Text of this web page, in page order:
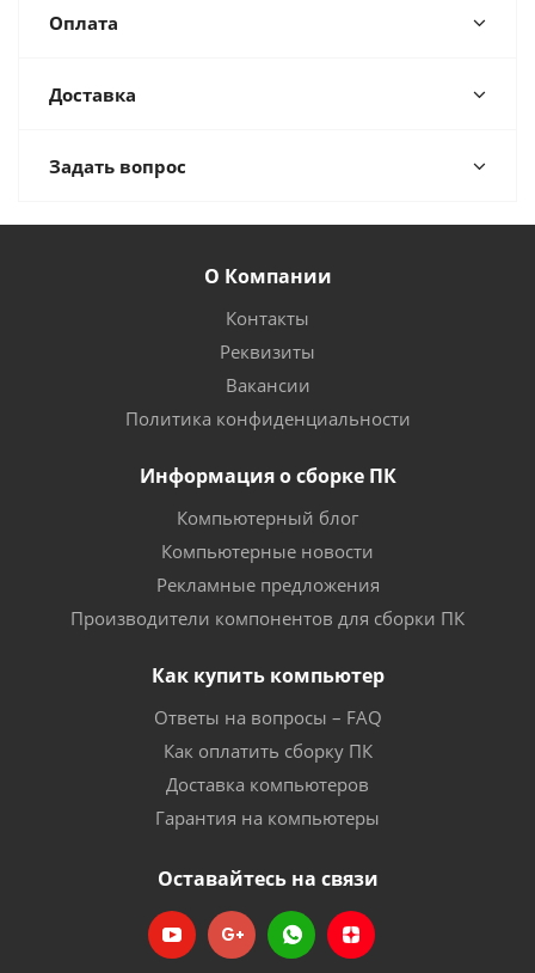
Оплата
Доставка
Задать вопрос
О Компании
Контакты
Реквизиты
Вакансии
Политика конфиденциальности
Информация о сборке ПК
Компьютерный блог
Компьютерные новости
Рекламные предложения
Производители компонентов для сборки ПК
Как купить компьютер
Ответы на вопросы – FAQ
Как оплатить сборку ПК
Доставка компьютеров
Гарантия на компьютеры
Оставайтесь на связи